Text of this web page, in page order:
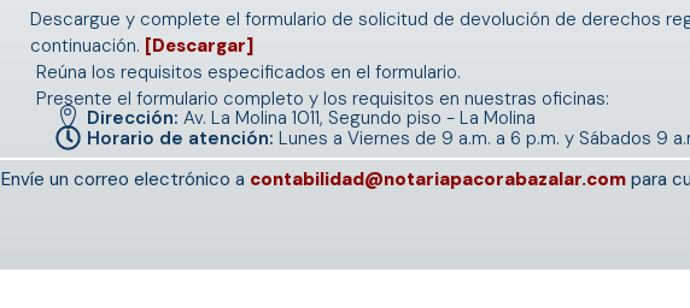
Descargue y complete el formulario de solicitud de devolución de derechos
continuación. [Descargar]
Reúna los requisitos especificados en el formulario.
Presente el formulario completo y los requisitos en nuestras oficinas:
Dirección: Av. La Molina 1011, Segundo piso - La Molina
Horario de atención: Lunes a Viernes de 9 a.m. a 6 p.m. y Sábados 9
Envíe un correo electrónico a contabilidad@notariapacorabazalar.com para